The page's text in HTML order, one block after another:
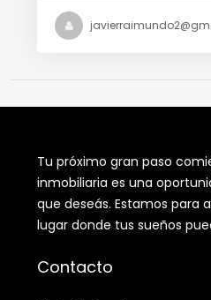
Tu próximo gran paso
inmobiliaria es una
que deseás. Estamos para
lugar donde tus sueños
Contacto